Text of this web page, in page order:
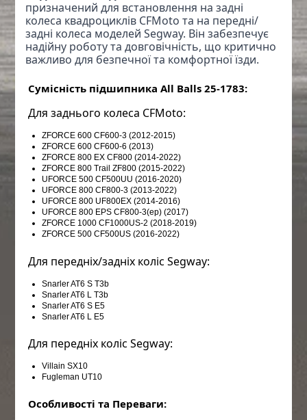
призначений для встановлення на задні
колеса квадроциклів CFMoto та на передні/
задні колеса моделей Segway. Він забезпечує
надійну роботу та довговічність, що критично
важливо для безпечної та комфортної їзди.
Сумісність підшипника All Balls 25-1783:
Для заднього колеса CFMoto:
ZFORCE 600 CF600-3 (2012-2015)
ZFORCE 600 CF600-6 (2013)
ZFORCE 800 EX CF800 (2014-2022)
ZFORCE 800 Trail ZF800 (2015-2022)
UFORCE 500 CF500UU (2016-2020)
UFORCE 800 CF800-3 (2013-2022)
UFORCE 800 UF800EX (2014-2016)
UFORCE 800 EPS CF800-3(ep) (2017)
ZFORCE 1000 CF1000US-2 (2018-2019)
ZFORCE 500 CF500US (2016-2022)
Для передніх/задніх коліс Segway:
Snarler AT6 S T3b
Snarler AT6 L T3b
Snarler AT6 S E5
Snarler AT6 L E5
Для передніх коліс Segway:
Villain SX10
Fugleman UT10
Особливості та Переваги: